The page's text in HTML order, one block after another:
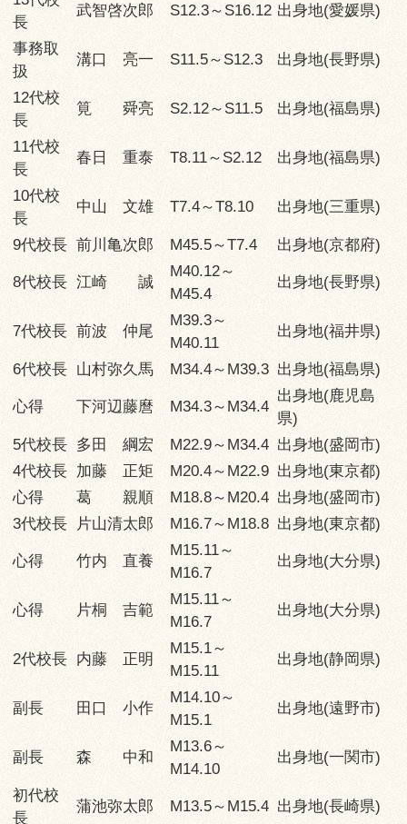
長
武智啓次郎 S12.3～S16.12 出身地(愛媛県)
事務取
扱
溝口 亮一 S11.5～S12.3 出身地(長野県)
12代校
長
筧 舜亮 S2.12～S11.5 出身地(福島県)
11代校
長
春日 重泰 T8.11～S2.12 出身地(福島県)
10代校
長
中山 文雄 T7.4～T8.10 出身地(三重県)
9代校長 前川亀次郎 M45.5～T7.4 出身地(京都府)
8代校長 江崎 誠
M40.12～
M45.4
出身地(長野県)
7代校長 前波 仲尾
M39.3～
M40.11
出身地(福井県)
6代校長 山村弥久馬 M34.4～M39.3 出身地(福島県)
心得 下河辺藤麿 M34.3～M34.4
出身地(鹿児島
県)
5代校長 多田 綱宏 M22.9～M34.4 出身地(盛岡市)
4代校長 加藤 正矩 M20.4～M22.9 出身地(東京都)
心得
葛 親順 M18.8～M20.4 出身地(盛岡市)
3代校長
片山清太郎 M16.7～M18.8 出身地(東京都)
心得 竹内 直養
M15.11～
M16.7
出身地(大分県)
心得 片桐 吉範
M15.11～
M16.7
出身地(大分県)
2代校長 内藤 正明
M15.1～
M15.11
出身地(静岡県)
副長 田口 小作
M14.10～
M15.1
出身地(遠野市)
副長 森 中和
M13.6～
M14.10
出身地(一関市)
初代校
長
蒲池弥太郎 M13.5～M15.4 出身地(長崎県)